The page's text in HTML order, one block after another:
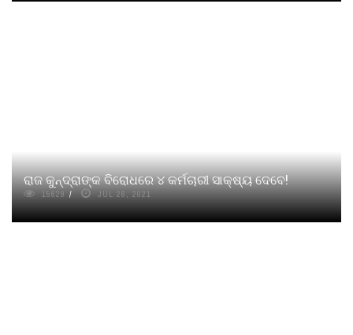
ରାଜ କୁନ୍ଦ୍ରାଙ୍କ ବିରୋଧରେ ୪ କର୍ମଚାରୀ ସାକ୍ଷ୍ୟ ଦେବେ!
15629 JUL 26, 2021